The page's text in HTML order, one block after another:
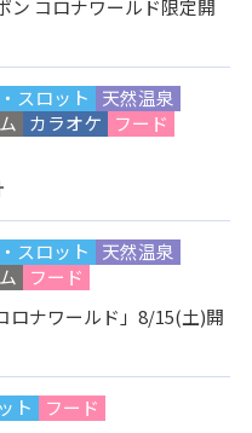
ン コロナワールド限定開
スロット
天然温泉
カラオケ
フード
スロット
天然温泉
フード
ロナワールド」8/15(土)開
ト
フード